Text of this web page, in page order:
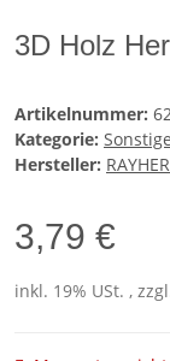
3D Holz
Artikelnummer:
Kategorie:
Hersteller:
3,79 €
inkl. 19% USt. ,